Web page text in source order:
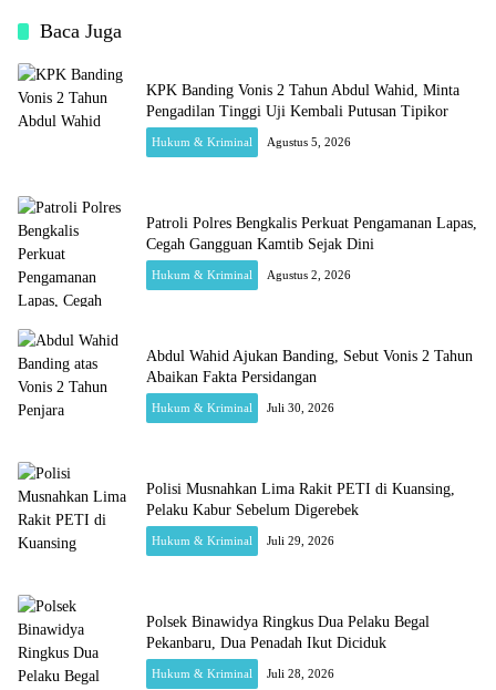
Baca Juga
KPK Banding Vonis 2 Tahun Abdul Wahid, Minta
Pengadilan Tinggi Uji Kembali Putusan Tipikor
Hukum & Kriminal Agustus 5, 2026
Patroli Polres Bengkalis Perkuat Pengamanan Lapas,
Cegah Gangguan Kamtib Sejak Dini
Hukum & Kriminal Agustus 2, 2026
Abdul Wahid Ajukan Banding, Sebut Vonis 2 Tahun
Abaikan Fakta Persidangan
Hukum & Kriminal Juli 30, 2026
Polisi Musnahkan Lima Rakit PETI di Kuansing,
Pelaku Kabur Sebelum Digerebek
Hukum & Kriminal Juli 29, 2026
Polsek Binawidya Ringkus Dua Pelaku Begal
Pekanbaru, Dua Penadah Ikut Diciduk
Hukum & Kriminal Juli 28, 2026